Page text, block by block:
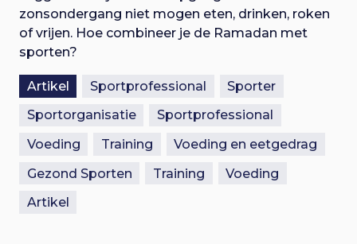
zonsondergang niet mogen eten, drinken, roken
of vrijen. Hoe combineer je de Ramadan met
sporten?
Artikel Sportprofessional
Sporter
Sportorganisatie
Sportprofessional
Voeding
Training
Voeding en eetgedrag
Gezond Sporten
Training
Voeding
Artikel